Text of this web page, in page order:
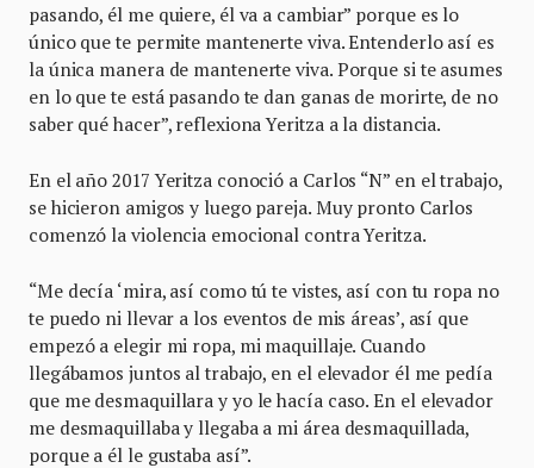
pasando, él me quiere, él va a cambiar” porque es lo
único que te permite mantenerte viva. Entenderlo así es
la única manera de mantenerte viva. Porque si te asumes
en lo que te está pasando te dan ganas de morirte, de no
saber qué hacer”, reflexiona Yeritza a la distancia.
En el año 2017 Yeritza conoció a Carlos “N” en el trabajo,
se hicieron amigos y luego pareja. Muy pronto Carlos
comenzó la violencia emocional contra Yeritza.
“Me decía ‘mira, así como tú te vistes, así con tu ropa no
te puedo ni llevar a los eventos de mis áreas’, así que
empezó a elegir mi ropa, mi maquillaje. Cuando
llegábamos juntos al trabajo, en el elevador él me pedía
que me desmaquillara y yo le hacía caso. En el elevador
me desmaquillaba y llegaba a mi área desmaquillada,
porque a él le gustaba así”.